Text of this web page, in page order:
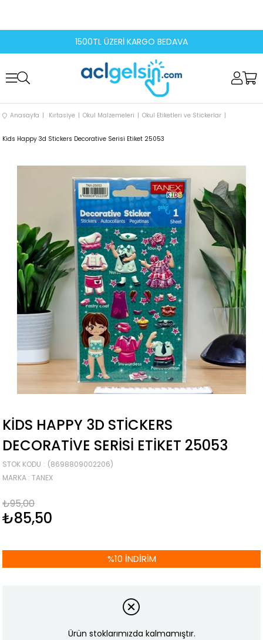
1500TL ÜZERİ KARGO BEDAVA
Anasayfa Kırtasiye Okul Malzemeleri Okul Etiketleri ve Stickerlar
Kids Happy 3d Stickers Decorative Serisi Etiket 25053
KIDS HAPPY 3D STICKERS
DECORATIVE SERISI ETIKET 25053
STOK KODU
(8698809002206)
MARKA : TANEX
₺95,00
₺85,50
%10 İNDIRIM
Ürün stoklarımızda kalmamıştır.